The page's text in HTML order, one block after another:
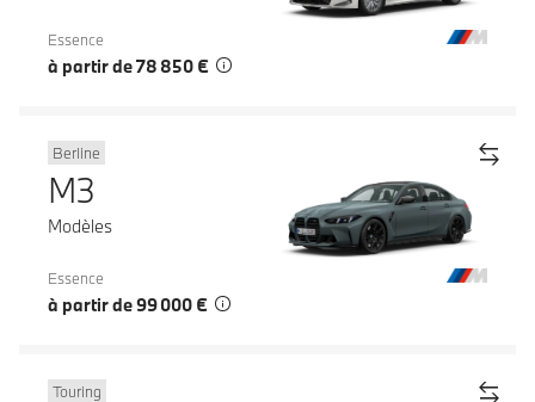
Essence
à partir de 78 850 €
Berline
M3
Modèles
Essence
à partir de 99 000 €
Touring